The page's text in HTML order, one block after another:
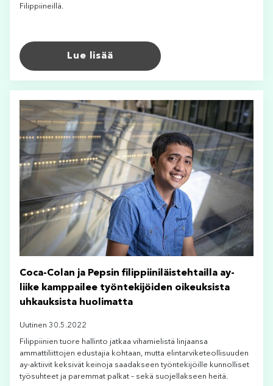
Filippiineillä.
Lue lisää
Coca-Colan ja Pepsin filippiiniläistehtailla ay-
liike kamppailee työntekijöiden oikeuksista
uhkauksista huolimatta
Uutinen 30.5.2022
Filippiinien tuore hallinto jatkaa vihamielistä linjaansa
ammattiliittojen edustajia kohtaan, mutta elintarviketeollisuuden
ay-aktiivit keksivät keinoja saadakseen työntekijöille kunnolliset
työsuhteet ja paremmat palkat – sekä suojellakseen heitä.